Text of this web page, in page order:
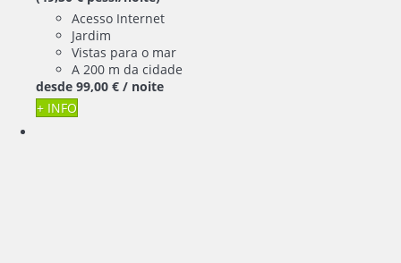
Acesso Internet
Jardim
Vistas para o mar
A 200 m da cidade
desde 99,00 € / noite
+ INFO